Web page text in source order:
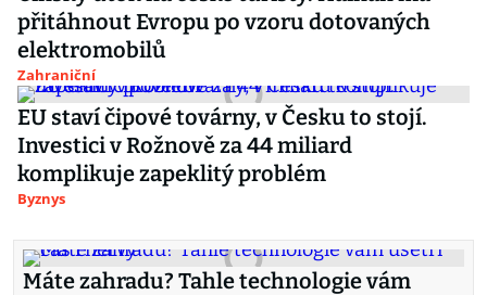
přitáhnout Evropu po vzoru dotovaných
elektromobilů
Zahraniční
EU staví čipové továrny, v Česku to stojí.
Investici v Rožnově za 44 miliard
komplikuje zapeklitý problém
Byznys
Máte zahradu? Tahle technologie vám